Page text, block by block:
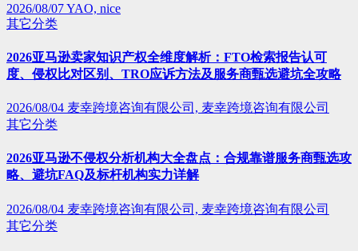
2026/08/07YAO, nice
其它分类
2026亚马逊卖家知识产权全维度解析：FTO检索报告认可
度、侵权比对区别、TRO应诉方法及服务商甄选避坑全攻略
2026/08/04 麦幸跨境咨询有限公司, 麦幸跨境咨询有限公司
其它分类
2026亚马逊不侵权分析机构大全盘点：合规靠谱服务商甄选攻
略、避坑FAQ及标杆机构实力详解
2026/08/04 麦幸跨境咨询有限公司, 麦幸跨境咨询有限公司
其它分类